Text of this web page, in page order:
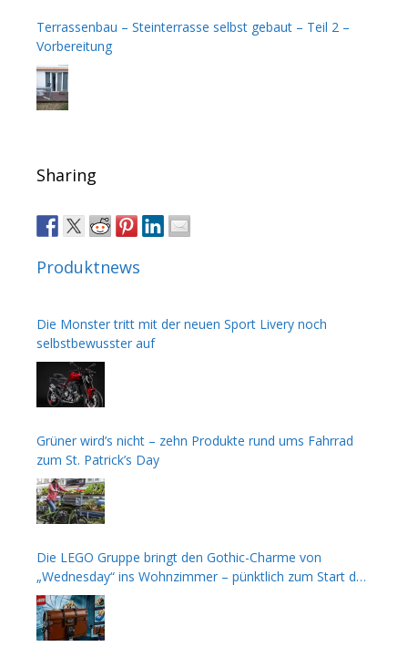
Terrassenbau – Steinterrasse selbst gebaut – Teil 2 –
Vorbereitung
Sharing
Produktnews
Die Monster tritt mit der neuen Sport Livery noch
selbstbewusster auf
Grüner wird’s nicht – zehn Produkte rund ums Fahrrad
zum St. Patrick’s Day
Die LEGO Gruppe bringt den Gothic-Charme von
„Wednesday“ ins Wohnzimmer – pünktlich zum Start der
zweiten Staffel